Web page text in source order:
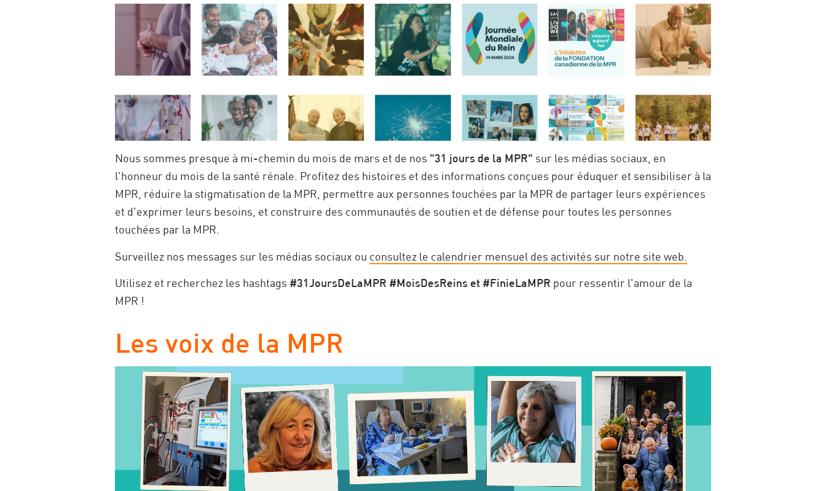
Nous sommes presque à mi-chemin du mois de mars et de nos "31 jours de la MPR" sur les médias sociaux, en
l'honneur du mois de la santé rénale. Profitez des histoires et des informations conçues pour éduquer et sensibiliser à la
MPR, réduire la stigmatisation de la MPR, permettre aux personnes touchées par la MPR de partager leurs expériences
et d'exprimer leurs besoins, et construire des communautés de soutien et de défense pour toutes les personnes
touchées par la MPR.
Surveillez nos messages sur les médias sociaux ou consultez le calendrier mensuel des activités sur notre site web.
Utilisez et recherchez les hashtags #31JoursDeLaMPR #MoisDesReins et #FinieLaMPR pour ressentir l'amour de la
MPR !
Les voix de la MPR